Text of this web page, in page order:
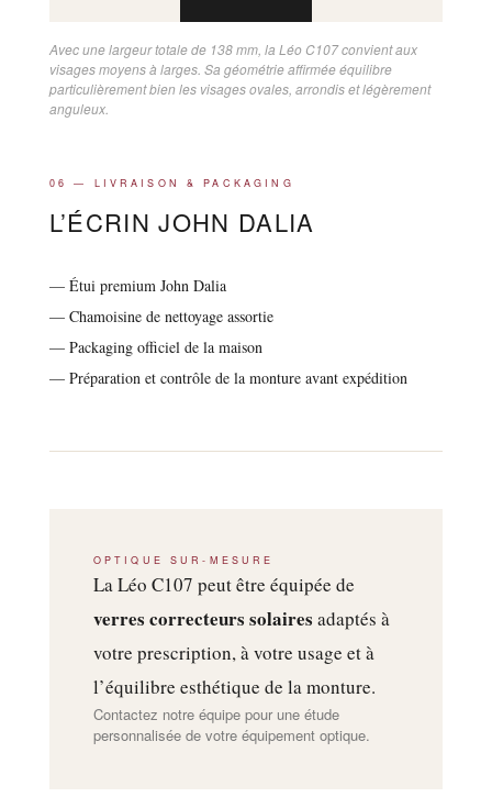
Avec une largeur totale de 138 mm, la Léo C107 convient aux
visages moyens à larges. Sa géométrie affirmée équilibre
particulièrement bien les visages ovales, arrondis et légèrement
anguleux.
06 — LIVRAISON & PACKAGING
L’ÉCRIN JOHN DALIA
— Étui premium John Dalia
— Chamoisine de nettoyage assortie
— Packaging officiel de la maison
— Préparation et contrôle de la monture avant expédition
OPTIQUE SUR-MESURE
La Léo C107 peut être équipée de
verres correcteurs solaires adaptés à
votre prescription, à votre usage et à
l’équilibre esthétique de la monture.
Contactez notre équipe pour une étude
personnalisée de votre équipement optique.